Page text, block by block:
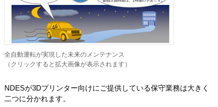
全自動運転が実現した未来のメンテナンス
（クリックすると拡大画像が表示されます）
NDESが3Dプリンター向けにご提供している保守業務は大きく
二つに分かれます。